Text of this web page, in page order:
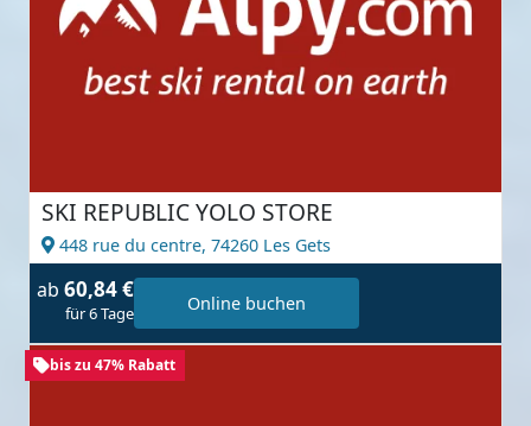
SKI REPUBLIC YOLO STORE
448 rue du centre, 74260 Les Gets
ab 60,84 €
für 6 Tage Online buchen
bis zu 47% Rabatt